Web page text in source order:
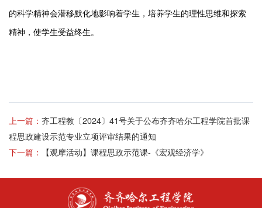
的科学精神会潜移默化地影响着学生 ，培养学生的理性思维和探索
精神，使学生受益终生。
上一篇： 齐工程教〔2024〕41号关于公布齐齐哈尔工程学院首批课
程思政建设示范专业立项评审结果的通知
下一篇：
【观摩活动】课程思政示范课-《​宏观经济学》